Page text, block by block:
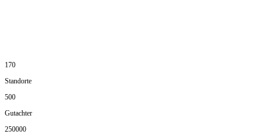
170
Standorte
500
Gutachter
250000